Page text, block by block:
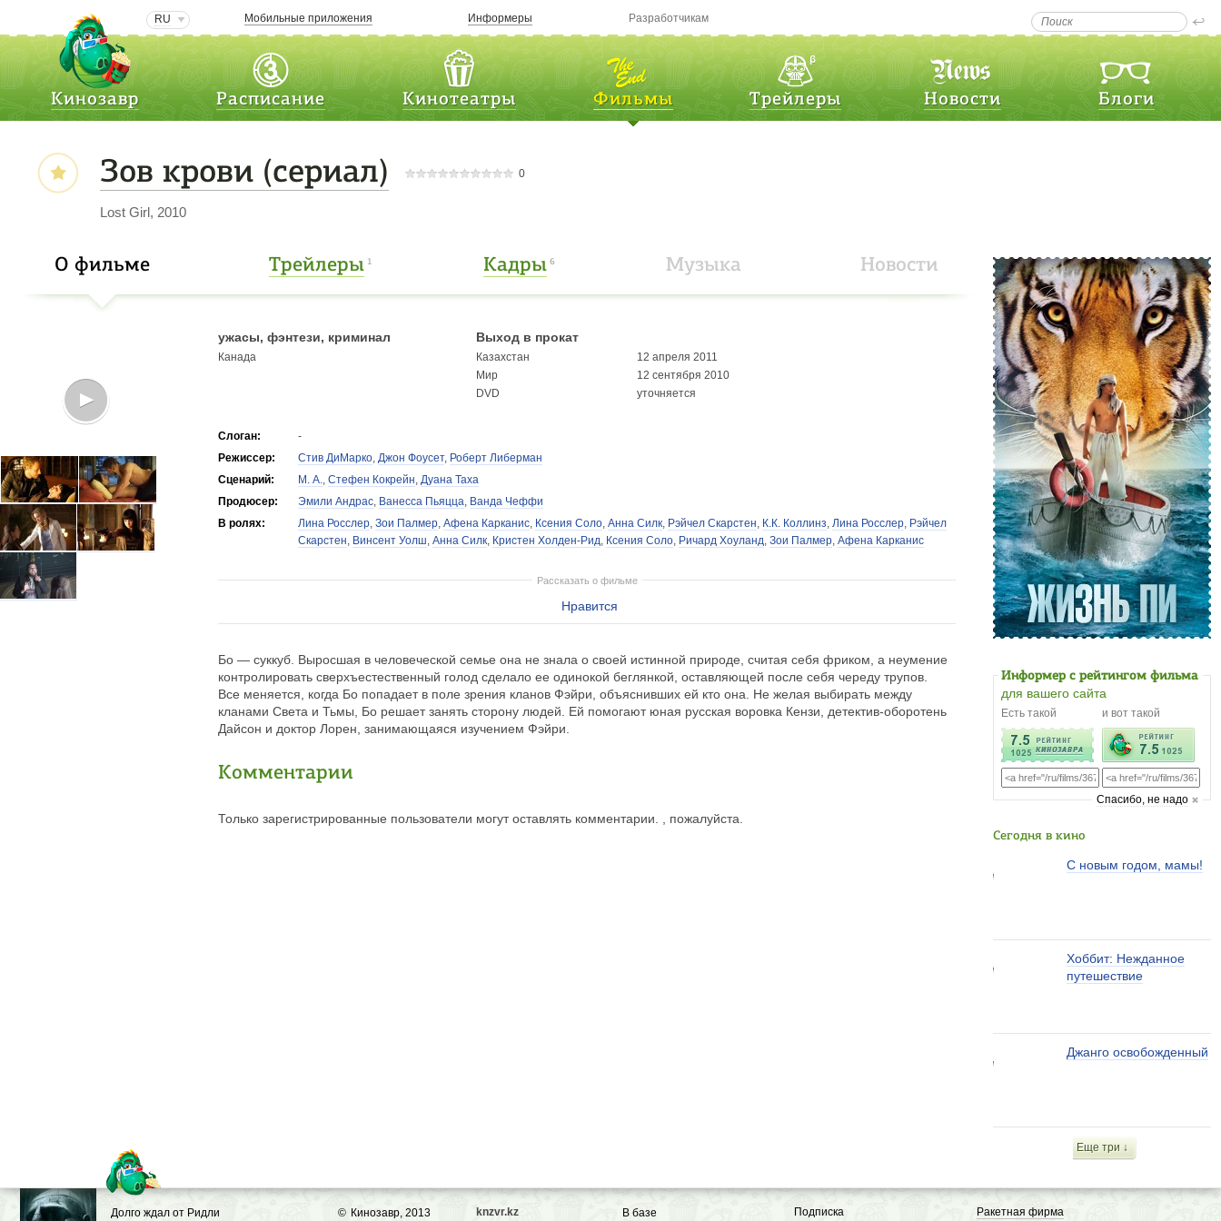
RU Мобильные приложения Информеры Разработчикам
Кинозавр Расписание Кинотеатры Фильмы Трейлеры Новости Блоги
0
Зов крови (сериал)
Lost Girl, 2010
О фильме Трейлеры 1 Кадры 6 Музыка Новости
ужасы, фэнтези, криминал Выход в прокат
Канада Казахстан
12 апреля 2011
Мир
12 сентября 2010
DVD
уточняется
Слоган:
-
Режиссер:
Стив ДиМарко,Джон Фоусет, Роберт Либерман
Сценарий:
М. А.,Стефен Кокрейн,Дуана Таха
Продюсер:
Эмили Андрас, Ванесса Пьяцца, Ванда Чеффи
В ролях:
Лина Росслер,Зои Палмер,Афена Карканис, Ксения Соло,Анна Силк, Рэйчел Скарстен, К.К. Коллинз,Лина Росслер, Рэйчел
Скарстен, Винсент Уолш,Анна Силк, Кристен Холден-Рид, Ксения Соло, Ричард Хоуланд,Зои Палмер,Афена Карканис
Рассказать о фильме
Нравится
Бо — суккуб. Выросшая в человеческой семье она не знала о своей истинной природе, считая себя фриком, а неумение
контролировать сверхъестественный голод сделало ее одинокой беглянкой, оставляющей после себя череду трупов.
Все меняется, когда Бо попадает в поле зрения кланов Фэйри, объяснивших ей кто она. Не желая выбирать между
кланами Света и Тьмы, Бо решает занять сторону людей. Ей помогают юная русская воровка Кензи, детектив-оборотень
Дайсон и доктор Лорен, занимающаяся изучением Фэйри.
Комментарии
Только зарегистрированные пользователи могут оставлять комментарии. , пожалуйста.
Информер с рейтингом фильма
для вашего сайта
Есть такой и вот такой
Cпасибо, не надо
Сегодня в кино
С новым годом, мамы!
Хоббит: Нежданное
путешествие
Джанго освобожденный
Еще три ↓
© Кинозавр, 2013
Долго ждал от Ридли knzvr.kz В базе Подписка Ракетная фирма